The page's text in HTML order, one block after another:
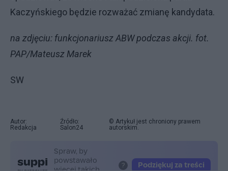
Kaczyńskiego będzie rozważać zmianę kandydata.
na zdjęciu: funkcjonariusz ABW podczas akcji. fot.
PAP/Mateusz Marek
SW
Autor:
Redakcja
Źródło:
Salon24
© Artykuł jest chroniony prawem
autorskim.